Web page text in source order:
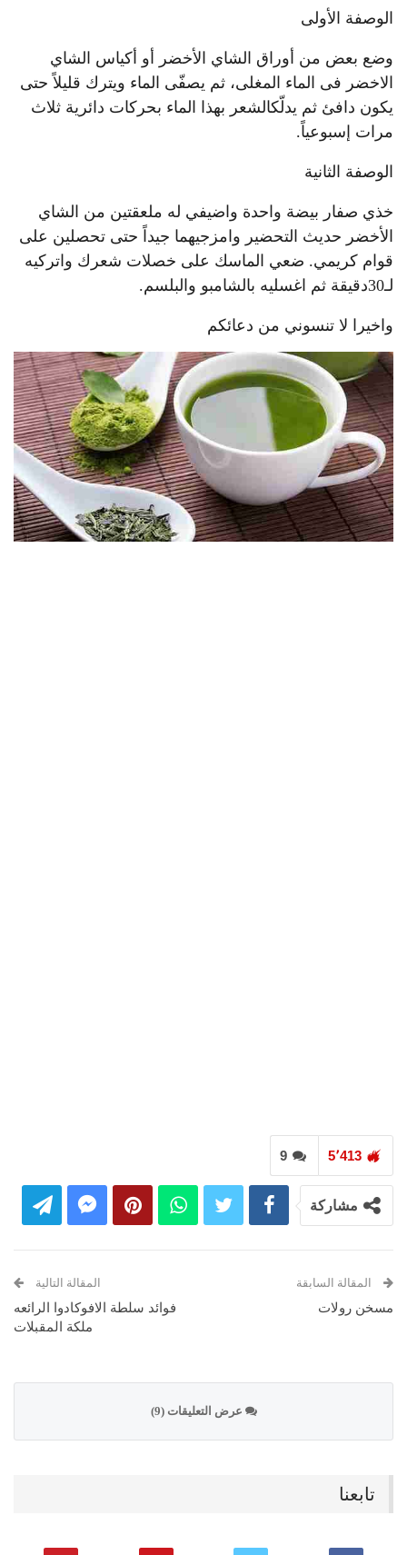
الوصفة الأولى
وضع بعض من أوراق الشاي الأخضر أو أكياس الشاي
الاخضر فى الماء المغلى، ثم يصفّى الماء ويترك قليلاً حتى
يكون دافئ ثم يدلّكالشعر بهذا الماء بحركات دائرية ثلاث
مرات إسبوعياً.
الوصفة الثانية
خذي صفار بيضة واحدة واضيفي له ملعقتين من الشاي
الأخضر حديث التحضير وامزجيهما جيداً حتى تحصلين على
قوام كريمي. ضعي الماسك على خصلات شعرك واتركيه
لـ30دقيقة ثم اغسليه بالشامبو والبلسم.
واخيرا لا تنسوني من دعائكم
9 5٬413
مشاركة
المقالة السابقة
مسخن رولات
المقالة التالية
فوائد سلطة الافوكادوا الرائعه
ملكة المقبلات
عرض التعليقات (9)
تابعنا